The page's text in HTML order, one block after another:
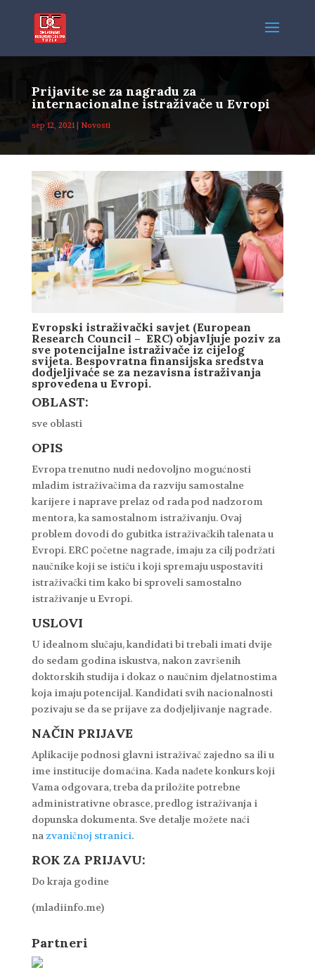
Prijavite se za nagradu za
internacionalne istraživače u Evropi
sep 12, 2021| Novosti
Evropski istraživački savjet (European
Research Council – ERC) objavljuje poziv za
sve potencijalne istraživače iz cijelog
svijeta. Bespovratna finansijska sredstva
dodjeljivaće se za nezavisna istraživanja
sprovedena u Evropi.
OBLAST:
sve oblasti
OPIS
Evropa trenutno nudi nedovoljno mogućnosti
mladim istraživačima da razviju samostalne
karijere i naprave prelaz od rada pod nadzorom
mentora, ka samostalnom istraživanju. Ovaj
problem dovodi do gubitka istraživačkih talenata u
Evropi. ERC početne nagrade, imaju za cilj podržati
naučnike koji se ističu i koji spremaju uspostaviti
istraživački tim kako bi sproveli samostalno
istraživanje u Evropi.
USLOVI
U idealnom slučaju, kandidati bi trebali imati dvije
do sedam godina iskustva, nakon završenih
doktorskih studija i dokaz o naučnim djelatnostima
koja imaju potencijal. Kandidati svih nacionalnosti
pozivaju se da se prijave za dodjeljivanje nagrade.
NAČIN PRIJAVE
Aplikacije podnosi glavni istraživač zajedno sa ili u
ime institucije domaćina. Kada nađete konkurs koji
Vama odgovara, treba da priložite potrebne
administrativne obrasce, predlog istraživanja i
dopunska dokumenta. Sve detalje možete naći
na zvaničnoj stranici.
ROK ZA PRIJAVU:
Do kraja godine
(mladiinfo.me)
Partneri